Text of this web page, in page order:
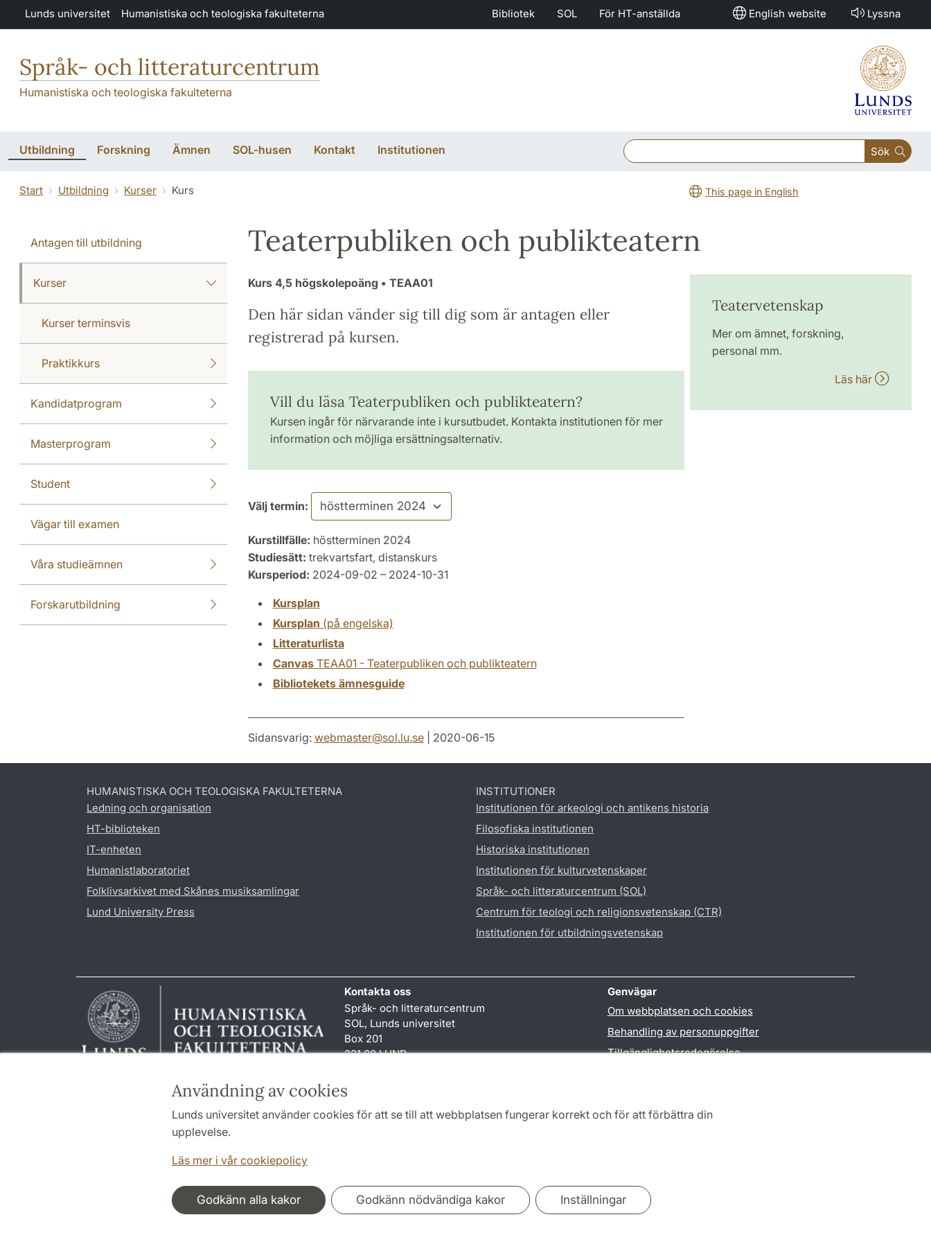
Hoppa till huvudinnehåll
Användning av cookies
Lunds universitet använder cookies för att se till att webbplatsen fungerar korrekt och för att förbättra din
upplevelse.
Läs mer i vår cookiepolicy
Godkänn alla kakor Godkänn nödvändiga kakor Inställningar
Lunds universitet Humanistiska och teologiska fakulteterna Bibliotek SOL För HT-anställda English website Lyssna
Språk- och litteraturcentrum
Humanistiska och teologiska fakulteterna
Utbildning Forskning Ämnen SOL-husen Kontakt Institutionen Sök
Start Utbildning Kurser Kurs This page in English
Antagen till utbildning
Kurser
Kurser terminsvis
Praktikkurs
Kandidatprogram
Masterprogram
Student
Vägar till examen
Våra studieämnen
Forskarutbildning
Teaterpubliken och publikteatern
Kurs 4,5 högskolepoäng • TEAA01
Den här sidan vänder sig till dig som är antagen eller
registrerad på kursen.
Vill du läsa Teaterpubliken och publikteatern?
Kursen ingår för närvarande inte i kursutbudet. Kontakta institutionen för mer
information och möjliga ersättningsalternativ.
Välj termin:
Kurstillfälle: höstterminen 2024
Studiesätt: trekvartsfart, distanskurs
Kursperiod: 2024-09-02 – 2024-10-31
Kursplan
Kursplan (på engelska)
Litteraturlista
CanvasTEAA01 - Teaterpubliken och publikteatern
Bibliotekets ämnesguide
Teatervetenskap
Mer om ämnet, forskning,
personal mm.
Läs här
Sidansvarig: webmaster@sol.lu.se| 2020-06-15
HUMANISTISKA OCH TEOLOGISKA FAKULTETERNA
Ledning och organisation
HT-biblioteken
IT-enheten
Humanistlaboratoriet
Folklivsarkivet med Skånes musiksamlingar
Lund University Press
INSTITUTIONER
Institutionen för arkeologi och antikens historia
Filosofiska institutionen
Historiska institutionen
Institutionen för kulturvetenskaper
Språk- och litteraturcentrum (SOL)
Centrum för teologi och religionsvetenskap (CTR)
Institutionen för utbildningsvetenskap
Kontakta oss
Språk- och litteraturcentrum
SOL, Lunds universitet
Box 201
221 00 LUND
reception
Genvägar
Om webbplatsen och cookies
Behandling av personuppgifter
Tillgänglighetsredogörelse